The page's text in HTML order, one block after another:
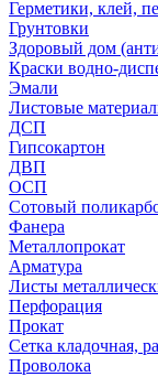
Герметики, клей,
Грунтовки
Здоровый дом
Краски водно-
Эмали
Листовые
ДСП
Гипсокартон
ДВП
ОСП
Сотовый
Фанера
Металлопрокат
Арматура
Листы
Перфорация
Прокат
Сетка кладочная,
Проволока